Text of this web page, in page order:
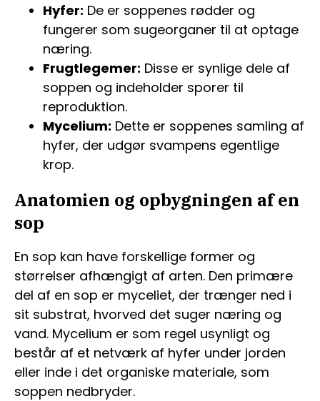
Hyfer: De er soppenes rødder og
fungerer som sugeorganer til at optage
næring.
Frugtlegemer: Disse er synlige dele af
soppen og indeholder sporer til
reproduktion.
Mycelium: Dette er soppenes samling af
hyfer, der udgør svampens egentlige
krop.
Anatomien og opbygningen af en
sop
En sop kan have forskellige former og
størrelser afhængigt af arten. Den primære
del af en sop er myceliet, der trænger ned i
sit substrat, hvorved det suger næring og
vand. Mycelium er som regel usynligt og
består af et netværk af hyfer under jorden
eller inde i det organiske materiale, som
soppen nedbryder.